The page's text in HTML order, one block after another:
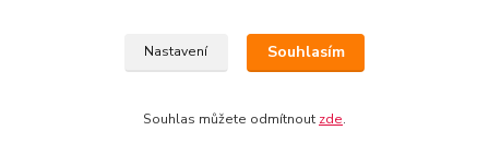
Nastavení Souhlasím
Souhlas můžete odmítnout zde.